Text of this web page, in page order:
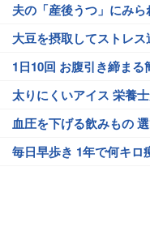
夫の「産後うつ」にみ
大豆を摂取してストレ
1日10回 お腹引き締まる
太りにくいアイス 栄養
血圧を下げる飲みもの
毎日早歩き 1年で何キロ